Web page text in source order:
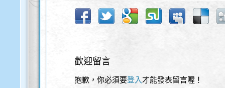
歡迎留言
抱歉，你必須要登入 才能發表留言喔！